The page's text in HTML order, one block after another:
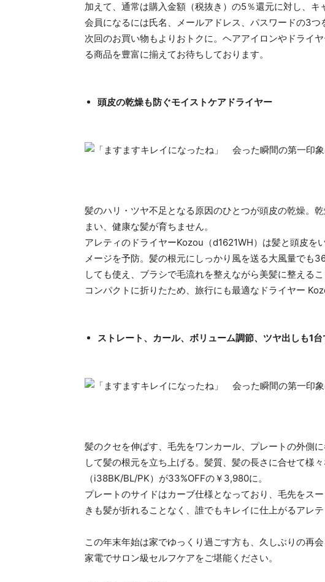
加えて、通常は購入金額（税抜き）の5％還元に対し、キ
会員になるには氏名、メールアドレス、パスワードの3つ
次回のお買い物もよりおトクに。ヘアアイロンやドライ
る商品を豊富に揃えてお待ちしております。
頭皮の乾燥も防ぐモイストケアドライヤー
髪のハリ・ツヤ不足となる原因のひとつが頭皮の乾燥。
まい、健康な髪が育ちません。
アレティのドライヤーKozou（d1621WH）は髪と頭皮
メージを予防。髪の根元にしっかり風を送る大風量でも
しても使え、ブラシで毛流れを整えながら美髪に整えるこ
コンパクトに折りたため、旅行にも最適なドライヤー
ストレート、カール、ボリューム調節、ツヤ出しも1台
髪のクセを伸ばす、毛先をワンカール、プレートの外側
して髪の根元を立ち上げる。髪質、髪の長さに合せて様
（i38BK/BL/PK）が33%OFFの￥3,980に。
プレートのサイドはカーブ仕様となっており、毛先をス
きも髪が折れることなく、誰でもキレイに仕上がるアレテ
この年末年始は家でゆっくり過ごす方も、久しぶりの再
家電でサロン級セルフケアをご堪能ください。